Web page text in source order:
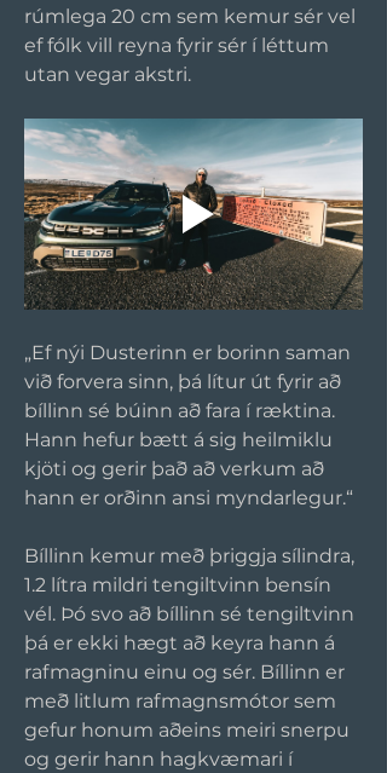
rúmlega 20 cm sem kemur sér vel
ef fólk vill reyna fyrir sér í léttum
utan vegar akstri.
„Ef nýi Dusterinn er borinn saman
við forvera sinn, þá lítur út fyrir að
bíllinn sé búinn að fara í ræktina.
Hann hefur bætt á sig heilmiklu
kjöti og gerir það að verkum að
hann er orðinn ansi myndarlegur.“
Bíllinn kemur með þriggja sílindra,
1.2 lítra mildri tengiltvinn bensín
vél. Þó svo að bíllinn sé tengiltvinn
þá er ekki hægt að keyra hann á
rafmagninu einu og sér. Bíllinn er
með litlum rafmagnsmótor sem
gefur honum aðeins meiri snerpu
og gerir hann hagkvæmari í